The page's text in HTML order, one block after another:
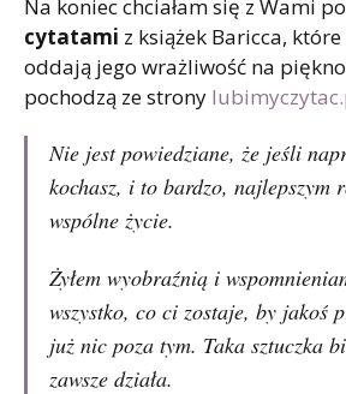
Na koniec chciałam się z Wami
cytatami z książek Baricca,
oddają jego wrażliwość na piękno
pochodzą ze strony
Nie jest powiedziane, że jeśli
kochasz, i to bardzo, najlepszym
wspólne życie.
Żyłem wyobraźnią i
wszystko, co ci zostaje, by jakoś
już nic poza tym. Taka sztuczka
zawsze działa.